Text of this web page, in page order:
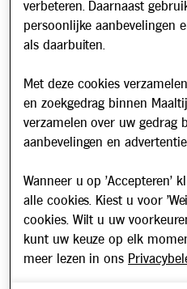
verbeteren. Daarnaast
persoonlijke aanbevelingen
als daarbuiten.
Met deze cookies
en zoekgedrag binnen
verzamelen over uw gedrag
aanbevelingen en
Wanneer u op 'Accepteren'
alle cookies. Kiest u voor
cookies. Wilt u uw
kunt uw keuze op elk
meer lezen in ons